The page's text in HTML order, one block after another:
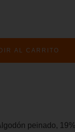
AL CARRITO
peinado,